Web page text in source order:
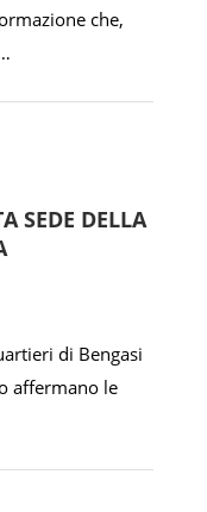
che,
SEDE DELLA
di Bengasi
affermano le